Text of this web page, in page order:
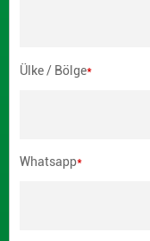
Ülke / Bölge*
Whatsapp*